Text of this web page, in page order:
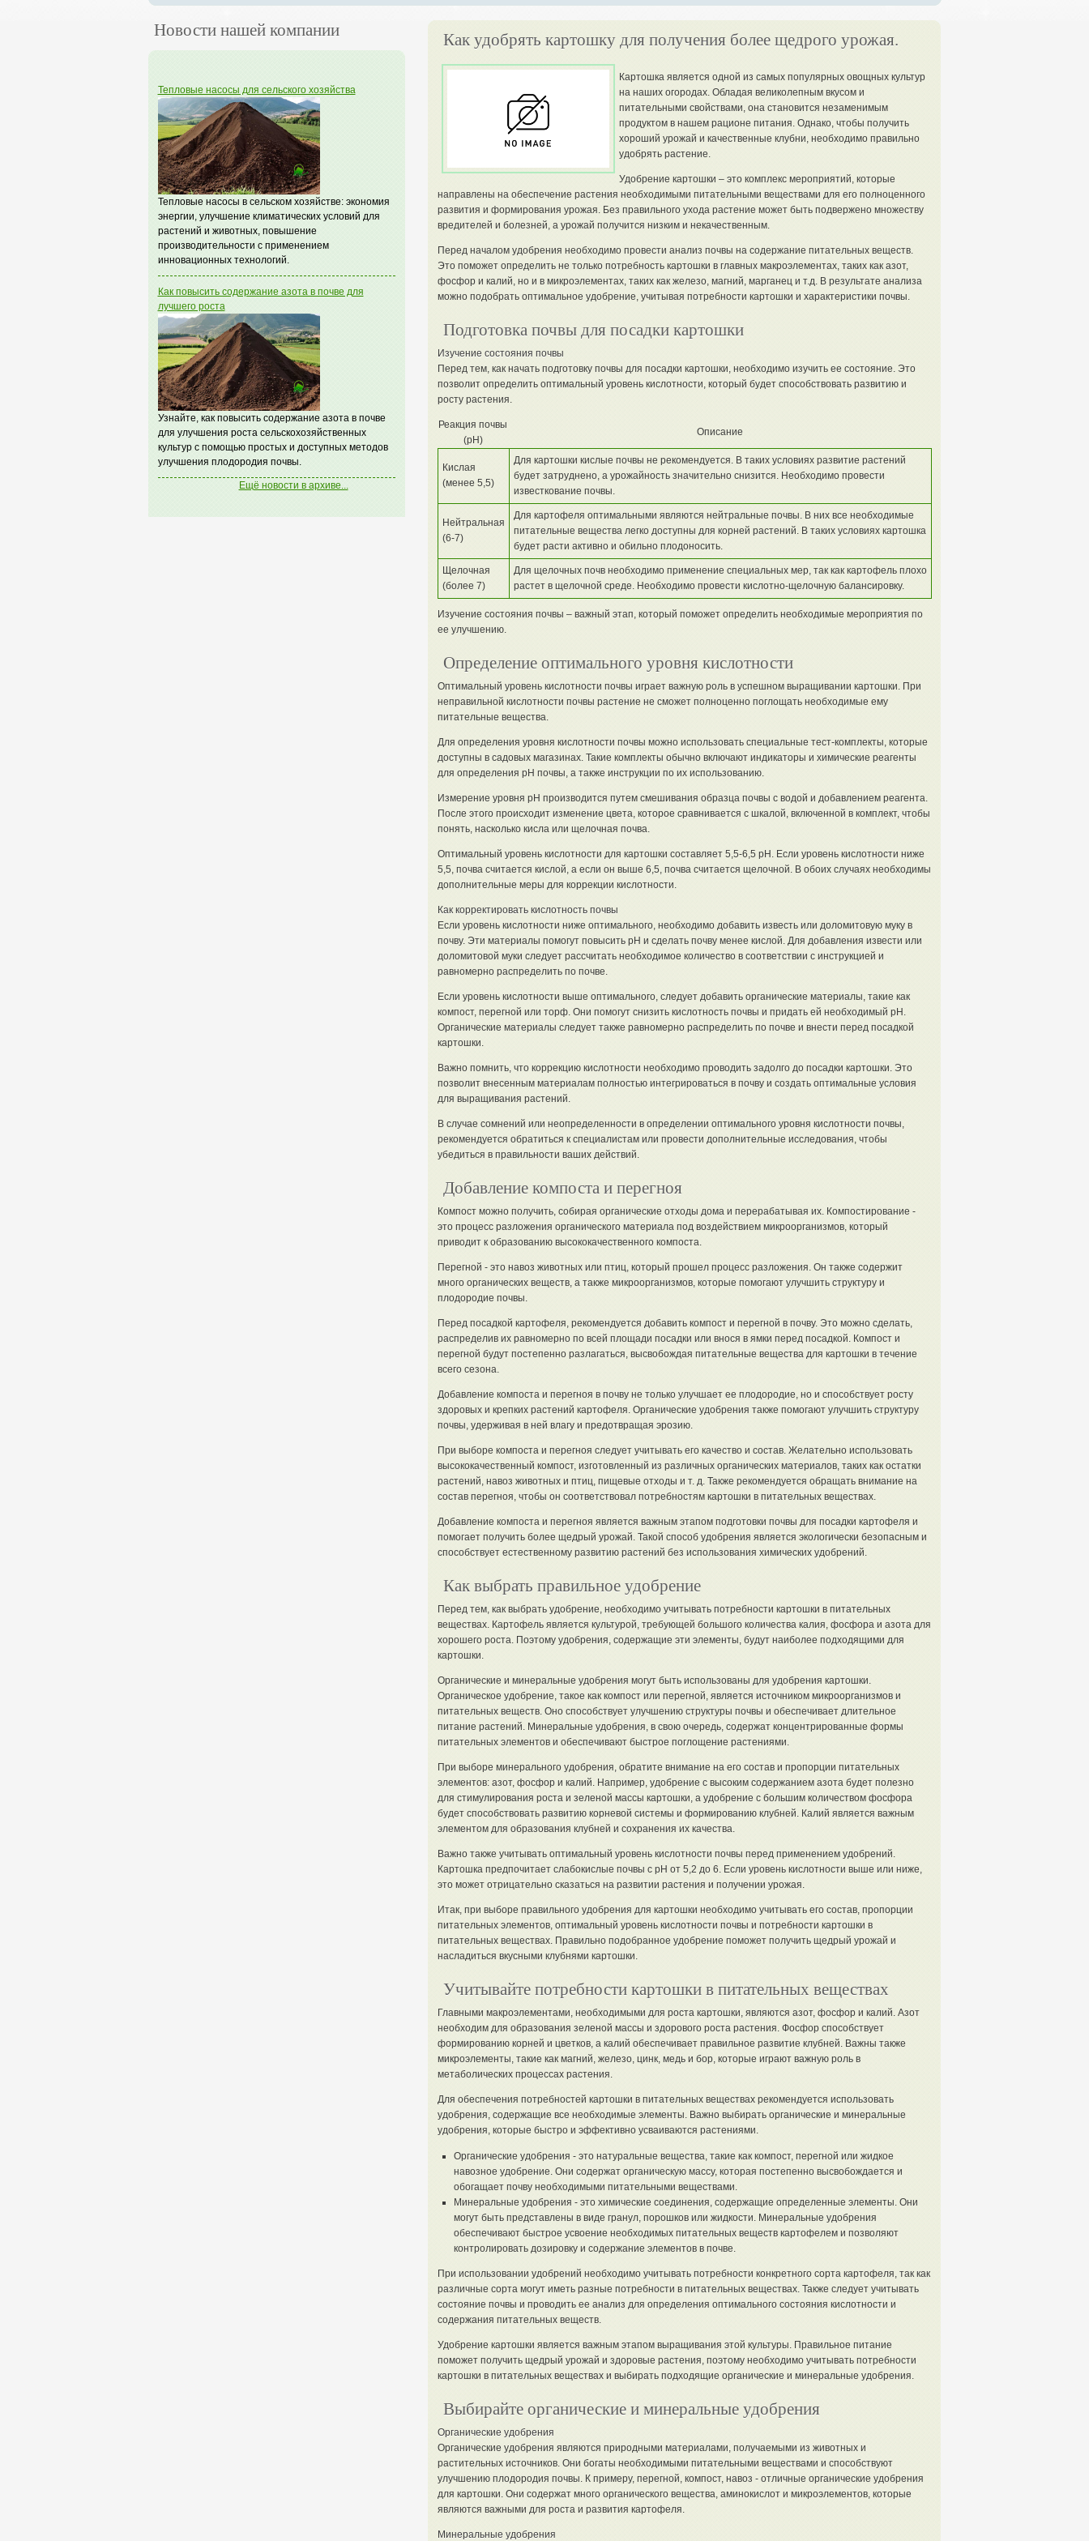
Новости нашей компании
Тепловые насосы для сельского хозяйства
Тепловые насосы в сельском хозяйстве: экономия
энергии, улучшение климатических условий для
растений и животных, повышение
производительности с применением
инновационных технологий.
Как повысить содержание азота в почве для
лучшего роста
Узнайте, как повысить содержание азота в почве
для улучшения роста сельскохозяйственных
культур с помощью простых и доступных методов
улучшения плодородия почвы.
Ещё новости в архиве...
Как удобрять картошку для получения более щедрого урожая.
Картошка является одной из самых популярных овощных культур
на наших огородах. Обладая великолепным вкусом и
питательными свойствами, она становится незаменимым
продуктом в нашем рационе питания. Однако, чтобы получить
хороший урожай и качественные клубни, необходимо правильно
удобрять растение.
Удобрение картошки – это комплекс мероприятий, которые
направлены на обеспечение растения необходимыми питательными веществами для его полноценного
развития и формирования урожая. Без правильного ухода растение может быть подвержено множеству
вредителей и болезней, а урожай получится низким и некачественным.
Перед началом удобрения необходимо провести анализ почвы на содержание питательных веществ.
Это поможет определить не только потребность картошки в главных макроэлементах, таких как азот,
фосфор и калий, но и в микроэлементах, таких как железо, магний, марганец и т.д. В результате анализа
можно подобрать оптимальное удобрение, учитывая потребности картошки и характеристики почвы.
Подготовка почвы для посадки картошки
Изучение состояния почвы
Перед тем, как начать подготовку почвы для посадки картошки, необходимо изучить ее состояние. Это
позволит определить оптимальный уровень кислотности, который будет способствовать развитию и
росту растения.
Реакция почвы
(pH)
Описание
Кислая
(менее 5,5)
Для картошки кислые почвы не рекомендуется. В таких условиях развитие растений
будет затруднено, а урожайность значительно снизится. Необходимо провести
известкование почвы.
Нейтральная
(6-7)
Для картофеля оптимальными являются нейтральные почвы. В них все необходимые
питательные вещества легко доступны для корней растений. В таких условиях картошка
будет расти активно и обильно плодоносить.
Щелочная
(более 7)
Для щелочных почв необходимо применение специальных мер, так как картофель плохо
растет в щелочной среде. Необходимо провести кислотно-щелочную балансировку.
Изучение состояния почвы – важный этап, который поможет определить необходимые мероприятия по
ее улучшению.
Определение оптимального уровня кислотности
Оптимальный уровень кислотности почвы играет важную роль в успешном выращивании картошки. При
неправильной кислотности почвы растение не сможет полноценно поглощать необходимые ему
питательные вещества.
Для определения уровня кислотности почвы можно использовать специальные тест-комплекты, которые
доступны в садовых магазинах. Такие комплекты обычно включают индикаторы и химические реагенты
для определения pH почвы, а также инструкции по их использованию.
Измерение уровня pH производится путем смешивания образца почвы с водой и добавлением реагента.
После этого происходит изменение цвета, которое сравнивается с шкалой, включенной в комплект, чтобы
понять, насколько кисла или щелочная почва.
Оптимальный уровень кислотности для картошки составляет 5,5-6,5 pH. Если уровень кислотности ниже
5,5, почва считается кислой, а если он выше 6,5, почва считается щелочной. В обоих случаях необходимы
дополнительные меры для коррекции кислотности.
Как корректировать кислотность почвы
Если уровень кислотности ниже оптимального, необходимо добавить известь или доломитовую муку в
почву. Эти материалы помогут повысить pH и сделать почву менее кислой. Для добавления извести или
доломитовой муки следует рассчитать необходимое количество в соответствии с инструкцией и
равномерно распределить по почве.
Если уровень кислотности выше оптимального, следует добавить органические материалы, такие как
компост, перегной или торф. Они помогут снизить кислотность почвы и придать ей необходимый pH.
Органические материалы следует также равномерно распределить по почве и внести перед посадкой
картошки.
Важно помнить, что коррекцию кислотности необходимо проводить задолго до посадки картошки. Это
позволит внесенным материалам полностью интегрироваться в почву и создать оптимальные условия
для выращивания растений.
В случае сомнений или неопределенности в определении оптимального уровня кислотности почвы,
рекомендуется обратиться к специалистам или провести дополнительные исследования, чтобы
убедиться в правильности ваших действий.
Добавление компоста и перегноя
Компост можно получить, собирая органические отходы дома и перерабатывая их. Компостирование -
это процесс разложения органического материала под воздействием микроорганизмов, который
приводит к образованию высококачественного компоста.
Перегной - это навоз животных или птиц, который прошел процесс разложения. Он также содержит
много органических веществ, а также микроорганизмов, которые помогают улучшить структуру и
плодородие почвы.
Перед посадкой картофеля, рекомендуется добавить компост и перегной в почву. Это можно сделать,
распределив их равномерно по всей площади посадки или внося в ямки перед посадкой. Компост и
перегной будут постепенно разлагаться, высвобождая питательные вещества для картошки в течение
всего сезона.
Добавление компоста и перегноя в почву не только улучшает ее плодородие, но и способствует росту
здоровых и крепких растений картофеля. Органические удобрения также помогают улучшить структуру
почвы, удерживая в ней влагу и предотвращая эрозию.
При выборе компоста и перегноя следует учитывать его качество и состав. Желательно использовать
высококачественный компост, изготовленный из различных органических материалов, таких как остатки
растений, навоз животных и птиц, пищевые отходы и т. д. Также рекомендуется обращать внимание на
состав перегноя, чтобы он соответствовал потребностям картошки в питательных веществах.
Добавление компоста и перегноя является важным этапом подготовки почвы для посадки картофеля и
помогает получить более щедрый урожай. Такой способ удобрения является экологически безопасным и
способствует естественному развитию растений без использования химических удобрений.
Как выбрать правильное удобрение
Перед тем, как выбрать удобрение, необходимо учитывать потребности картошки в питательных
веществах. Картофель является культурой, требующей большого количества калия, фосфора и азота для
хорошего роста. Поэтому удобрения, содержащие эти элементы, будут наиболее подходящими для
картошки.
Органические и минеральные удобрения могут быть использованы для удобрения картошки.
Органическое удобрение, такое как компост или перегной, является источником микроорганизмов и
питательных веществ. Оно способствует улучшению структуры почвы и обеспечивает длительное
питание растений. Минеральные удобрения, в свою очередь, содержат концентрированные формы
питательных элементов и обеспечивают быстрое поглощение растениями.
При выборе минерального удобрения, обратите внимание на его состав и пропорции питательных
элементов: азот, фосфор и калий. Например, удобрение с высоким содержанием азота будет полезно
для стимулирования роста и зеленой массы картошки, а удобрение с большим количеством фосфора
будет способствовать развитию корневой системы и формированию клубней. Калий является важным
элементом для образования клубней и сохранения их качества.
Важно также учитывать оптимальный уровень кислотности почвы перед применением удобрений.
Картошка предпочитает слабокислые почвы с pH от 5,2 до 6. Если уровень кислотности выше или ниже,
это может отрицательно сказаться на развитии растения и получении урожая.
Итак, при выборе правильного удобрения для картошки необходимо учитывать его состав, пропорции
питательных элементов, оптимальный уровень кислотности почвы и потребности картошки в
питательных веществах. Правильно подобранное удобрение поможет получить щедрый урожай и
насладиться вкусными клубнями картошки.
Учитывайте потребности картошки в питательных веществах
Главными макроэлементами, необходимыми для роста картошки, являются азот, фосфор и калий. Азот
необходим для образования зеленой массы и здорового роста растения. Фосфор способствует
формированию корней и цветков, а калий обеспечивает правильное развитие клубней. Важны также
микроэлементы, такие как магний, железо, цинк, медь и бор, которые играют важную роль в
метаболических процессах растения.
Для обеспечения потребностей картошки в питательных веществах рекомендуется использовать
удобрения, содержащие все необходимые элементы. Важно выбирать органические и минеральные
удобрения, которые быстро и эффективно усваиваются растениями.
Органические удобрения - это натуральные вещества, такие как компост, перегной или жидкое
навозное удобрение. Они содержат органическую массу, которая постепенно высвобождается и
обогащает почву необходимыми питательными веществами.
Минеральные удобрения - это химические соединения, содержащие определенные элементы. Они
могут быть представлены в виде гранул, порошков или жидкости. Минеральные удобрения
обеспечивают быстрое усвоение необходимых питательных веществ картофелем и позволяют
контролировать дозировку и содержание элементов в почве.
При использовании удобрений необходимо учитывать потребности конкретного сорта картофеля, так как
различные сорта могут иметь разные потребности в питательных веществах. Также следует учитывать
состояние почвы и проводить ее анализ для определения оптимального состояния кислотности и
содержания питательных веществ.
Удобрение картошки является важным этапом выращивания этой культуры. Правильное питание
поможет получить щедрый урожай и здоровые растения, поэтому необходимо учитывать потребности
картошки в питательных веществах и выбирать подходящие органические и минеральные удобрения.
Выбирайте органические и минеральные удобрения
Органические удобрения
Органические удобрения являются природными материалами, получаемыми из животных и
растительных источников. Они богаты необходимыми питательными веществами и способствуют
улучшению плодородия почвы. К примеру, перегной, компост, навоз - отличные органические удобрения
для картошки. Они содержат много органического вещества, аминокислот и микроэлементов, которые
являются важными для роста и развития картофеля.
Минеральные удобрения